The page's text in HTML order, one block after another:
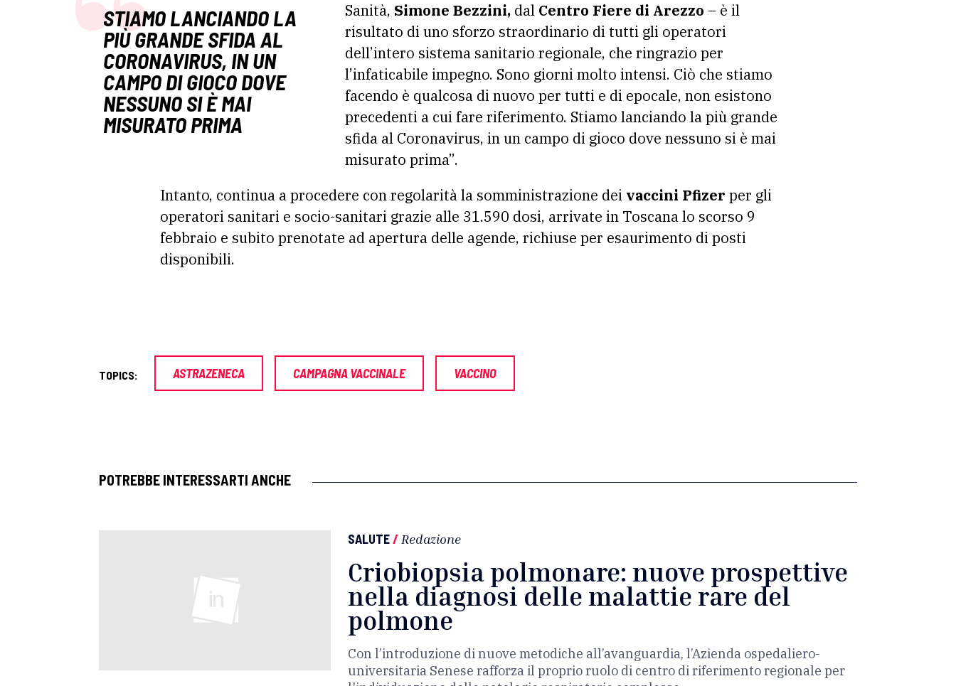
STIAMO LANCIANDO LA
PIÙ GRANDE SFIDA AL
CORONAVIRUS, IN UN
CAMPO DI GIOCO DOVE
NESSUNO SI È MAI
MISURATO PRIMA
Sanità, Simone Bezzini, dal Centro Fiere di Arezzo – è il
risultato di uno sforzo straordinario di tutti gli operatori
dell’intero sistema sanitario regionale, che ringrazio per
l’infaticabile impegno. Sono giorni molto intensi. Ciò che stiamo
facendo è qualcosa di nuovo per tutti e di epocale, non esistono
precedenti a cui fare riferimento. Stiamo lanciando la più grande
sfida al Coronavirus, in un campo di gioco dove nessuno si è mai
misurato prima”.
Intanto, continua a procedere con regolarità la somministrazione dei vaccini Pfizer per gli
operatori sanitari e socio-sanitari grazie alle 31.590 dosi, arrivate in Toscana lo scorso 9
febbraio e subito prenotate ad apertura delle agende, richiuse per esaurimento di posti
disponibili.
TOPICS: ASTRAZENECA CAMPAGNA VACCINALE VACCINO
POTREBBE INTERESSARTI ANCHE
SALUTE/ Redazione
Criobiopsia polmonare: nuove prospettive
nella diagnosi delle malattie rare del
polmone
Con l’introduzione di nuove metodiche all’avanguardia, l’Azienda ospedaliero-
universitaria Senese rafforza il proprio ruolo di centro di riferimento regionale per